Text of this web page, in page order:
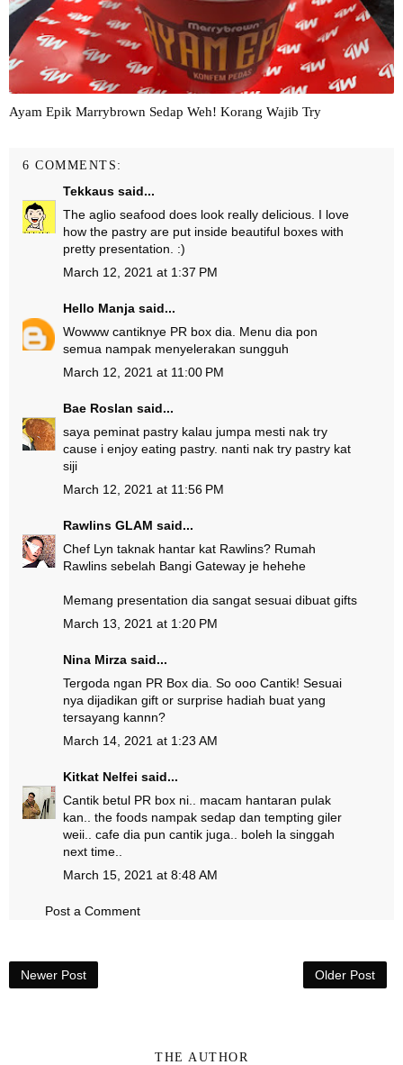
Ayam Epik Marrybrown Sedap Weh! Korang Wajib Try
6 COMMENTS:
Tekkaus said...
The aglio seafood does look really delicious. I love
how the pastry are put inside beautiful boxes with
pretty presentation. :)
March 12, 2021 at 1:37 PM
Hello Manja said...
Wowww cantiknye PR box dia. Menu dia pon
semua nampak menyelerakan sungguh
March 12, 2021 at 11:00 PM
Bae Roslan said...
saya peminat pastry kalau jumpa mesti nak try
cause i enjoy eating pastry. nanti nak try pastry kat
siji
March 12, 2021 at 11:56 PM
Rawlins GLAM said...
Chef Lyn taknak hantar kat Rawlins? Rumah
Rawlins sebelah Bangi Gateway je hehehe
Memang presentation dia sangat sesuai dibuat gifts
March 13, 2021 at 1:20 PM
Nina Mirza said...
Tergoda ngan PR Box dia. So ooo Cantik! Sesuai
nya dijadikan gift or surprise hadiah buat yang
tersayang kannn?
March 14, 2021 at 1:23 AM
Kitkat Nelfei said...
Cantik betul PR box ni.. macam hantaran pulak
kan.. the foods nampak sedap dan tempting giler
weii.. cafe dia pun cantik juga.. boleh la singgah
next time..
March 15, 2021 at 8:48 AM
Post a Comment
Newer Post Older Post
THE AUTHOR